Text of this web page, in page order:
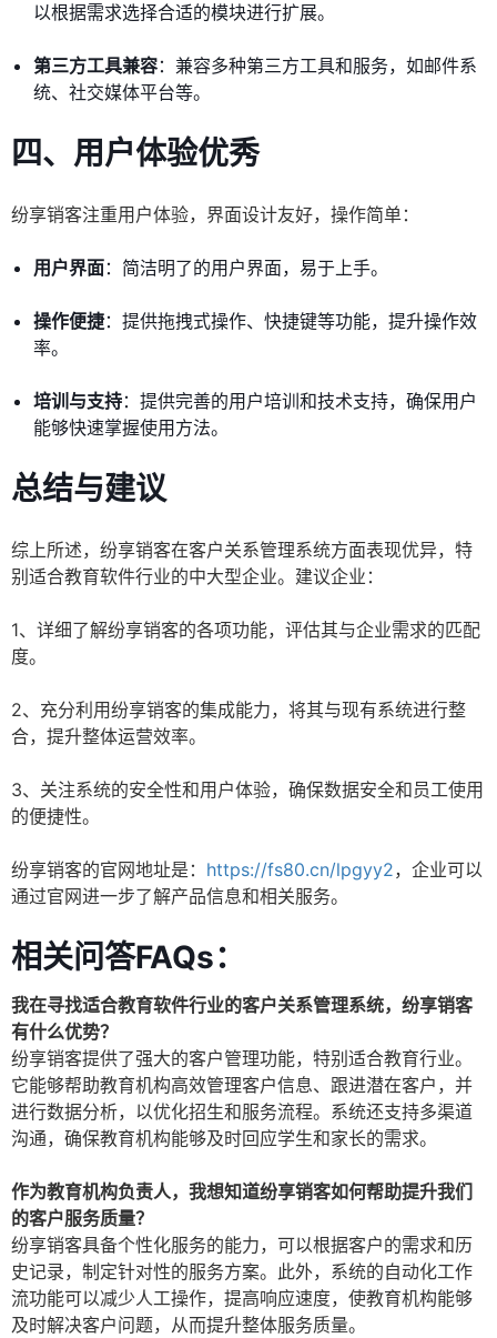
以根据需求选择合适的模块进行扩展。
第三方工具兼容：兼容多种第三方工具和服务，如邮件系
统、社交媒体平台等。
四、用户体验优秀
纷享销客注重用户体验，界面设计友好，操作简单：
用户界面：简洁明了的用户界面，易于上手。
操作便捷：提供拖拽式操作、快捷键等功能，提升操作效
率。
培训与支持：提供完善的用户培训和技术支持，确保用户
能够快速掌握使用方法。
总结与建议
综上所述，纷享销客在客户关系管理系统方面表现优异，特
别适合教育软件行业的中大型企业。建议企业：
1、详细了解纷享销客的各项功能，评估其与企业需求的匹配
度。
2、充分利用纷享销客的集成能力，将其与现有系统进行整
合，提升整体运营效率。
3、关注系统的安全性和用户体验，确保数据安全和员工使用
的便捷性。
纷享销客的官网地址是： https://fs80.cn/lpgyy2，企业可以
通过官网进一步了解产品信息和相关服务。
相关问答FAQs：
我在寻找适合教育软件行业的客户关系管理系统，纷享销客
有什么优势？
纷享销客提供了强大的客户管理功能，特别适合教育行业。
它能够帮助教育机构高效管理客户信息、跟进潜在客户，并
进行数据分析，以优化招生和服务流程。系统还支持多渠道
沟通，确保教育机构能够及时回应学生和家长的需求。
作为教育机构负责人，我想知道纷享销客如何帮助提升我们
的客户服务质量？
纷享销客具备个性化服务的能力，可以根据客户的需求和历
史记录，制定针对性的服务方案。此外，系统的自动化工作
流功能可以减少人工操作，提高响应速度，使教育机构能够
及时解决客户问题，从而提升整体服务质量。